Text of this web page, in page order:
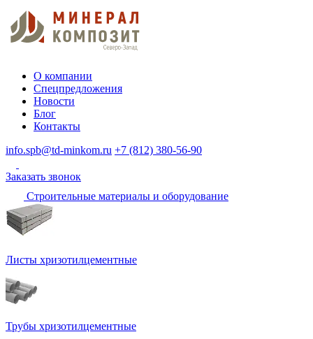
О компании
Спецпредложения
Новости
Блог
Контакты
info.spb@td-minkom.ru +7 (812) 380-56-90
Заказать звонок
Строительные материалы и оборудование
Листы хризотилцементные
Трубы хризотилцементные